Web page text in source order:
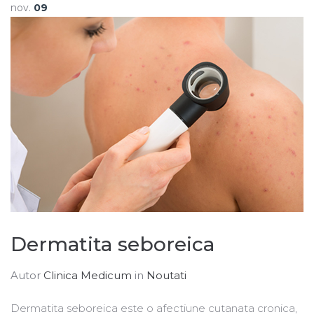
nov. 09
Dermatita seboreica
Autor Clinica Medicum in Noutati
Dermatita seboreica este o afectiune cutanata cronica,